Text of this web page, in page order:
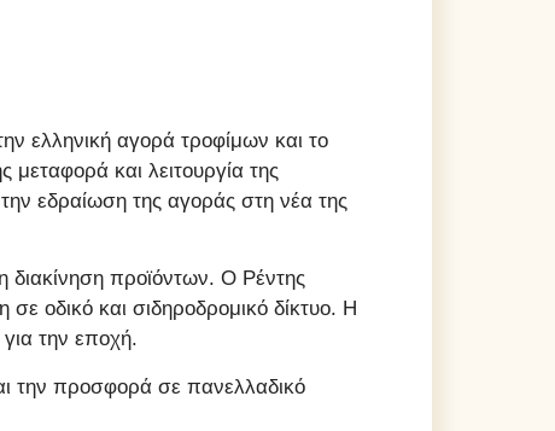
ελληνική αγορά τροφίμων και το
και λειτουργία της
εδραίωση της αγοράς στη νέα της
προϊόντων. Ο Ρέντης
οδικό και σιδηροδρομικό δίκτυο. Η
την εποχή.
την προσφορά σε πανελλαδικό